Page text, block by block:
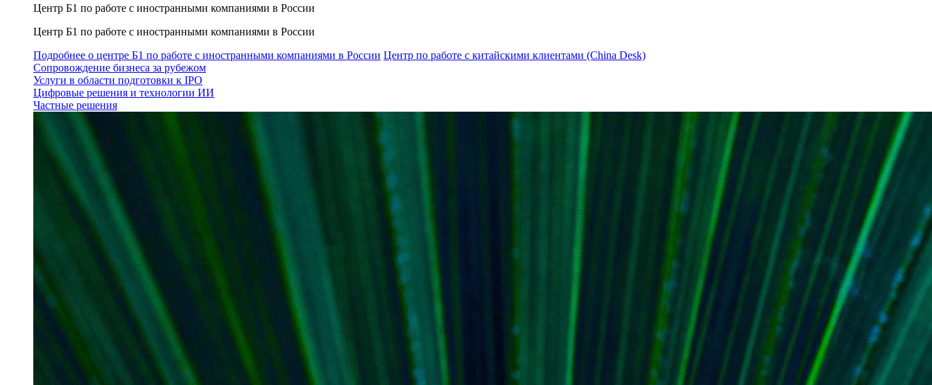
Центр Б1 по работе с иностранными компаниями в России
Центр Б1 по работе с иностранными компаниями в России
Подробнее о центре Б1 по работе с иностранными компаниями в России Центр по работе с китайскими клиентами (China Desk)
Сопровождение бизнеса за рубежом
Услуги в области подготовки к IPO
Цифровые решения и технологии ИИ
Частные решения